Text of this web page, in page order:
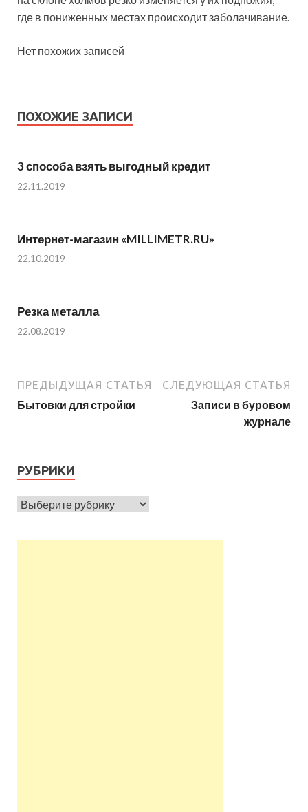
где в пониженных местах происходит заболачивание.
Нет похожих записей
ПОХОЖИЕ ЗАПИСИ
3 способа взять выгодный кредит
22.11.2019
Интернет-магазин «MILLIMETR.RU»
22.10.2019
Резка металла
22.08.2019
ПРЕДЫДУЩАЯ СТАТЬЯ
Бытовки для стройки
СЛЕДУЮЩАЯ СТАТЬЯ
Записи в буровом
журнале
РУБРИКИ